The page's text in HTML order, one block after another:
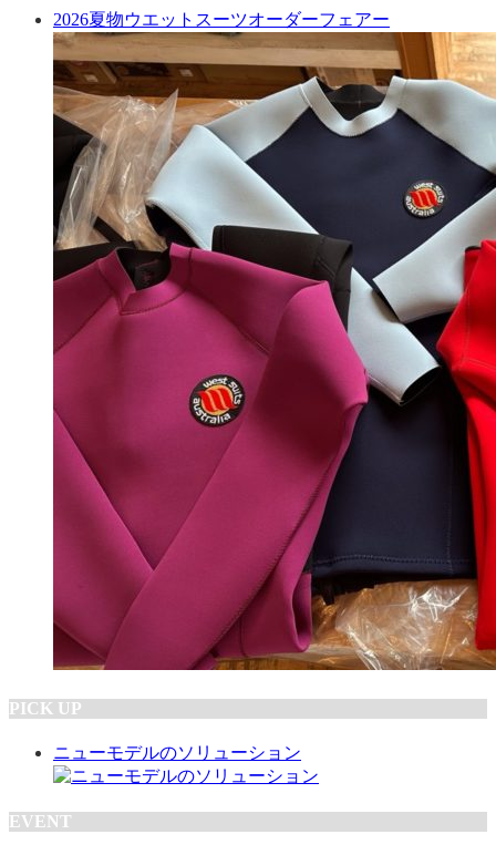
2026夏物ウエットスーツオーダーフェアー
PICK UP
ニューモデルのソリューション
EVENT